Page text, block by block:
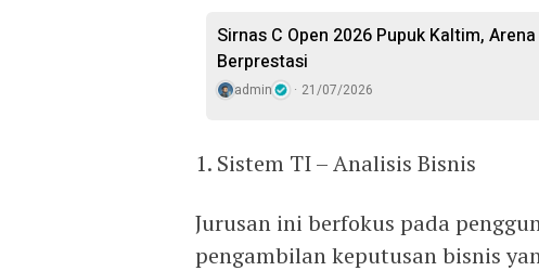
Sirnas C Open 2026 Pupuk Kaltim,
Berprestasi
admin 21/07/2026
1. Sistem TI – Analisis Bisnis
Jurusan ini berfokus pada
pengambilan keputusan bisnis